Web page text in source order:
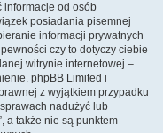
informacje od osób
posiadania pisemnej
informacji prywatnych
czy to dotyczy ciebie
witrynie internetowej –
phpBB Limited i
z wyjątkiem przypadku
nadużyć lub
a także nie są punktem